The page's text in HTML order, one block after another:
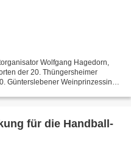
Wolfgang Hagedorn,
der 20. Thüngersheimer
Günterslebener Weinprinzessin
für die Handball-